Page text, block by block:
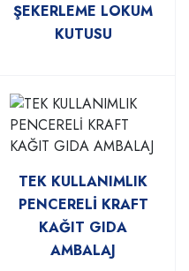
ŞEKERLEME LOKUM
KUTUSU
TEK KULLANIMLIK
PENCERELİ KRAFT
KAĞIT GIDA
AMBALAJ